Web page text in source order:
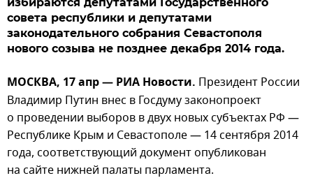
совета республики и депутатами
законодательного собрания Севастополя
нового созыва не позднее декабря 2014 года.
МОСКВА, 17 апр — РИА Новости. Президент России
Владимир Путин внес в Госдуму законопроект
о проведении выборов в двух новых субъектах РФ —
Республике Крым и Севастополе — 14 сентября 2014
года, соответствующий документ опубликован
на сайте нижней палаты парламента.